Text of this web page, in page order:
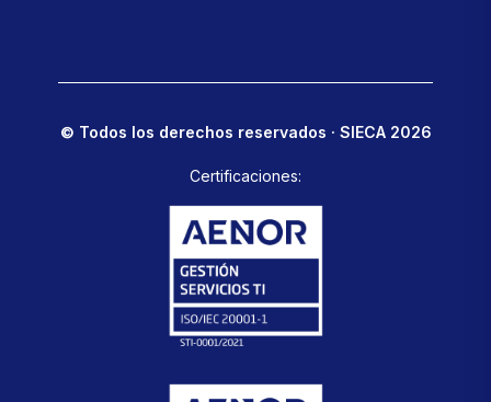
© Todos los derechos reservados · SIECA 2026
Certificaciones: